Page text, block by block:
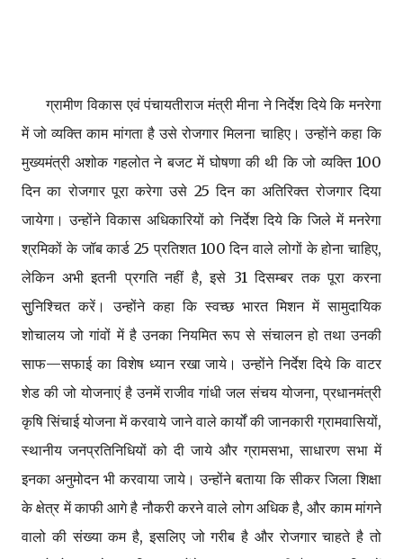
ग्रामीण विकास एवं पंचायतीराज मंत्री मीना ने निर्देश दिये कि मनरेगा
में जो व्यक्ति काम मांगता है उसे रोजगार मिलना चाहिए। उन्होंने कहा कि
मुख्यमंत्री अशोक गहलोत ने बजट में घोषणा की थी कि जो व्यक्ति 100
दिन का रोजगार पूरा करेगा उसे 25 दिन का अतिरिक्त रोजगार दिया
जायेगा। उन्होंने विकास अधिकारियों को निर्देश दिये कि जिले में मनरेगा
श्रमिकों के जॉब कार्ड 25 प्रतिशत 100 दिन वाले लोगों के होना चाहिए,
लेकिन अभी इतनी प्रगति नहीं है, इसे 31 दिसम्बर तक पूरा करना
सुुनिश्चित करें। उन्होंने कहा कि स्वच्छ भारत मिशन में सामुदायिक
शोचालय जो गांवों में है उनका नियमित रूप से संचालन हो तथा उनकी
साफ—सफाई का विशेष ध्यान रखा जाये। उन्होंने निर्देश दिये कि वाटर
शेड की जो योजनाएं है उनमें राजीव गांधी जल संचय योजना, प्रधानमंत्री
कृषि सिंचाई योजना में करवाये जाने वाले कार्यों की जानकारी ग्रामवासियों,
स्थानीय जनप्रतिनिधियों को दी जाये और ग्रामसभा, साधारण सभा में
इनका अनुमोदन भी करवाया जाये। उन्होंने बताया कि सीकर जिला शिक्षा
के क्षेत्र में काफी आगे है नौकरी करने वाले लोग अधिक है, और काम मांगने
वालो की संख्या कम है, इसलिए जो गरीब है और रोजगार चाहते है तो